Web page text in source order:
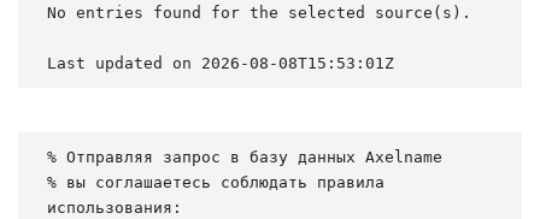
No entries found for the selected source(s).
Last updated on 2026-08-08T15:53:01Z
% Отправляя запрос в базу данных Axelname
% вы соглашаетесь соблюдать правила
использования: